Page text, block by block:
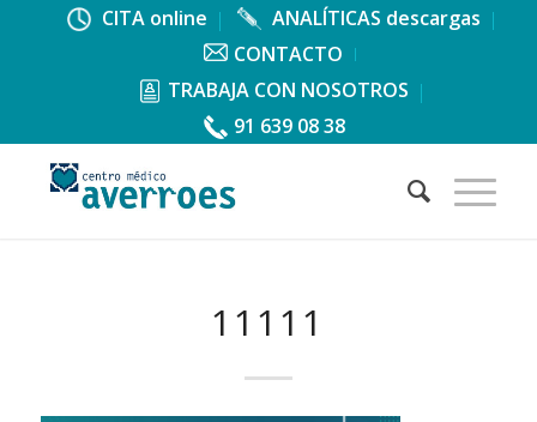
CITA online
ANALÍTICAS descargas
CONTACTO
TRABAJA CON NOSOTROS
91 639 08 38
11111